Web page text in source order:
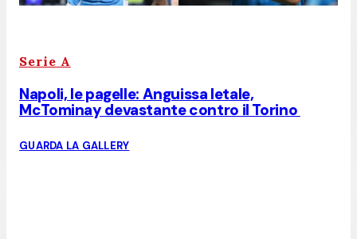
Serie A
Napoli, le pagelle: Anguissa letale,
McTominay devastante contro il Torino
GUARDA LA GALLERY